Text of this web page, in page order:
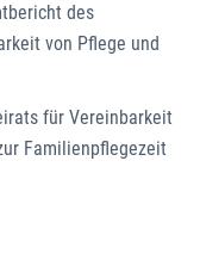
des
von Pflege und
für Vereinbarkeit
Familienpflegezeit